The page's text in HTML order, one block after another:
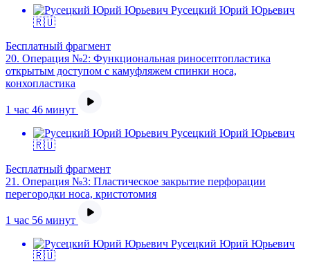
Русецкий Юрий Юрьевич
🇷🇺
Бесплатный фрагмент
20. Операция №2: Функциональная риносептопластика
открытым доступом с камуфляжем спинки носа,
конхопластика
1 час 46 минут
Русецкий Юрий Юрьевич
🇷🇺
Бесплатный фрагмент
21. Операция №3: Пластическое закрытие перфорации
перегородки носа, кристотомия
1 час 56 минут
Русецкий Юрий Юрьевич
🇷🇺